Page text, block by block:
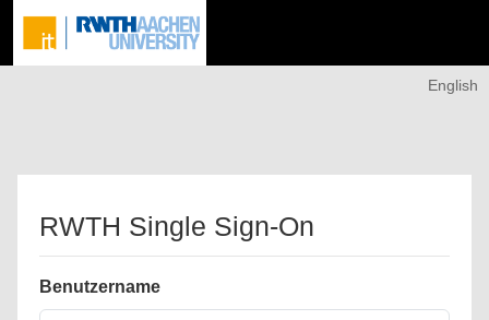
English
RWTH Single Sign-On
Benutzername